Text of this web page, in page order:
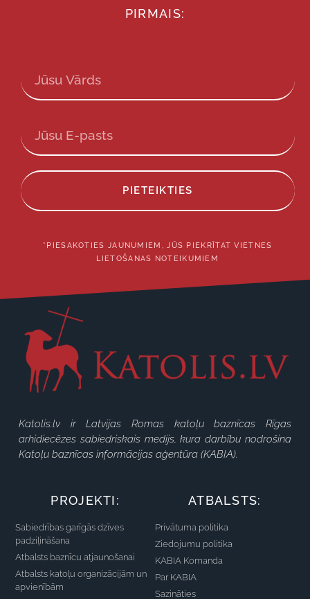
PIRMAIS:
PIETEIKTIES
*PIESAKOTIES JAUNUMIEM, JŪS PIEKRĪTAT VIETNES
LIETOŠANAS NOTEIKUMIEM
Katolis.lv ir Latvijas Romas katoļu baznīcas Rīgas
arhidiecēzes sabiedriskais medijs, kura darbību nodrošina
Katoļu baznīcas informācijas aģentūra (KABIA).
PROJEKTI:
Sabiedrības garīgās dzīves
padziļināšana
Atbalsts baznīcu atjaunošanai
Atbalsts katoļu organizācijām un
apvienībām
ATBALSTS:
Privātuma politika
Ziedojumu politika
KABIA Komanda
Par KABIA
Sazināties